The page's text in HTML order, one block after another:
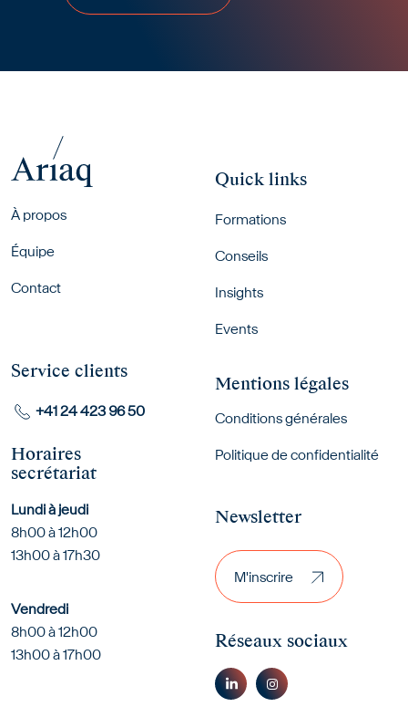
Footer menu
À propos
Équipe
Contact
Quick links
Formations
Conseils
Insights
Events
Mentions légales
Conditions générales
Politique de confidentialité
Service clients
+41 24 423 96 50
Horaires
secrétariat
Lundi à jeudi
8h00 à 12h00
13h00 à 17h30
Vendredi
8h00 à 12h00
13h00 à 17h00
Newsletter
M'inscrire
M'inscrire
Réseaux sociaux